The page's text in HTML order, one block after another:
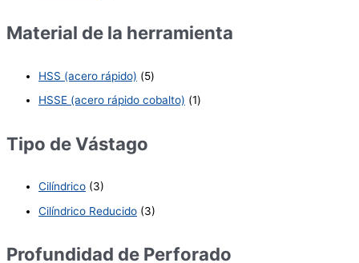
Material de la herramienta
HSS (acero rápido) (5)
HSSE (acero rápido cobalto) (1)
Tipo de Vástago
Cilíndrico (3)
Cilíndrico Reducido (3)
Profundidad de Perforado